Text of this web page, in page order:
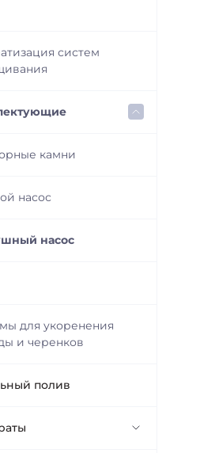
Hesi Soil
систем
камни
насос
насос
для укоренения
и черенков
полив